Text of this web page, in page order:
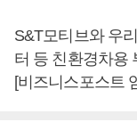
S&T모티브와 우
터 등 친환경차용
[비즈니스포스트